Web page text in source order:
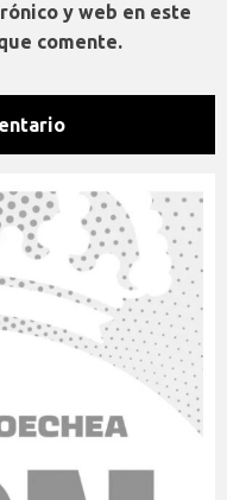
y web en este
comente.